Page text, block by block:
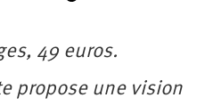
49 euros.
propose une vision